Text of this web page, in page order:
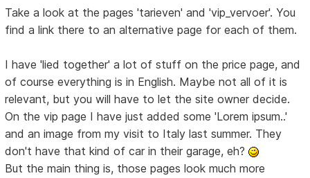
Take a look at the pages 'tarieven' and 'vip_vervoer'. You
find a link there to an alternative page for each of them.
I have 'lied together' a lot of stuff on the price page, and
of course everything is in English. Maybe not all of it is
relevant, but you will have to let the site owner decide.
On the vip page I have just added some 'Lorem ipsum..'
and an image from my visit to Italy last summer. They
don't have that kind of car in their garage, eh?
But the main thing is, those pages look much more